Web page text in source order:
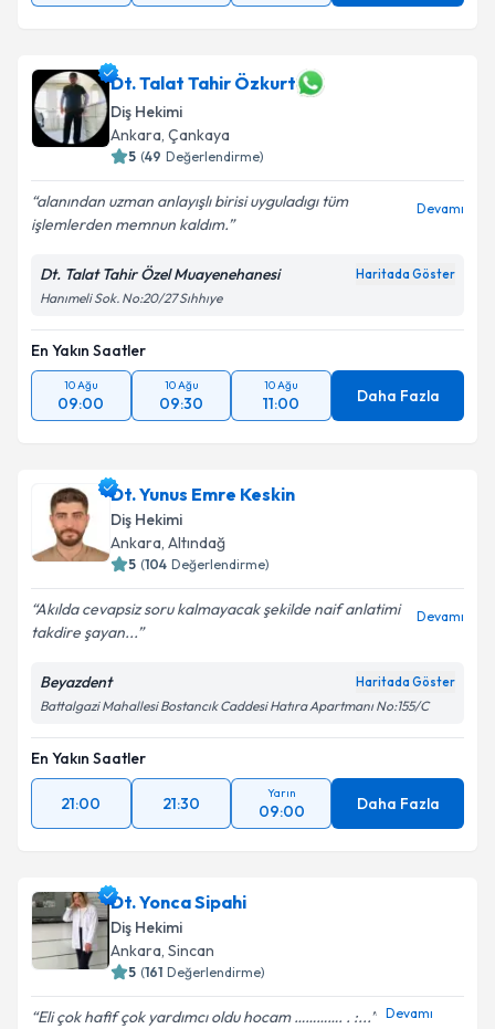
Dt. Talat Tahir Özkurt
Diş Hekimi
Ankara, Çankaya
5 (49 Değerlendirme)
alanından uzman anlayışlı birisi uyguladıgı tüm
işlemlerden memnun kaldım.
Devamı
Dt. Talat Tahir Özel Muayenehanesi Haritada Göster
Hanımeli Sok. No:20/27 Sıhhıye
En Yakın Saatler
10 Ağu
09:00
10 Ağu
09:30
10 Ağu
11:00 Daha Fazla
Dt. Yunus Emre Keskin
Diş Hekimi
Ankara, Altındağ
5 (104 Değerlendirme)
Akılda cevapsiz soru kalmayacak şekilde naif anlatimi
takdire şayan...
Devamı
Beyazdent Haritada Göster
Battalgazi Mahallesi Bostancık Caddesi Hatıra Apartmanı No:155/C
En Yakın Saatler
21:00 21:30
Yarın
09:00 Daha Fazla
Dt. Yonca Sipahi
Diş Hekimi
Ankara, Sincan
5 (161 Değerlendirme)
Eli çok hafif çok yardımcı oldu hocam …………. . :... Devamı